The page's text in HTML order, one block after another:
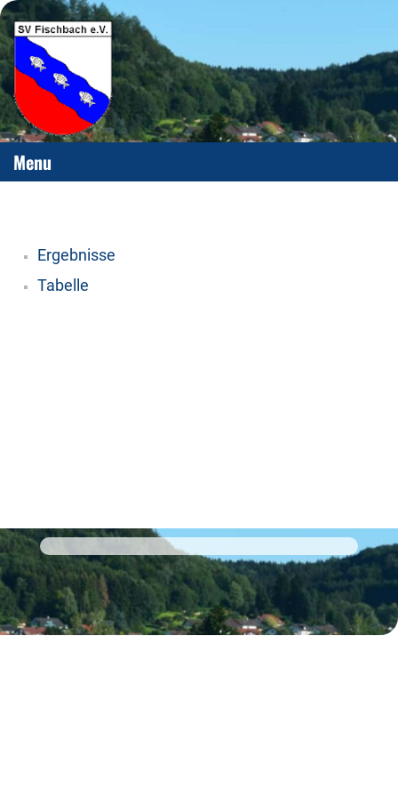
Menu
Ergebnisse
Tabelle